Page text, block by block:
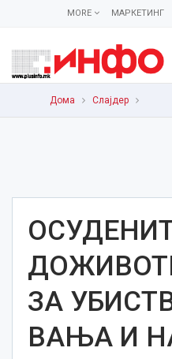
МАРКЕТИНГ
MORE
Дома Слајдер
ЗА
ВАЊА И